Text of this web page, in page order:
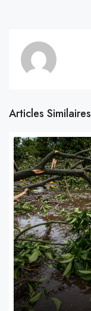
Articles Similaires